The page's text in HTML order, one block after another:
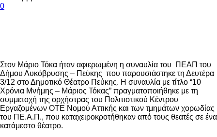
0
Στον Μάριο Τόκα ήταν αφιερωμένη η συναυλία του ΠΕΑΠ του
Δήμου Λυκόβρυσης – Πεύκης που παρουσιάστηκε τη Δευτέρα
3/12 στο Δημοτικό Θέατρο Πεύκης. H συναυλία με τίτλο “10
Χρόνια Μνήμης – Μάριος Τόκας” πραγματοποιήθηκε με τη
συμμετοχή της ορχήστρας του Πολιτιστικού Κέντρου
Εργαζομένων ΟΤΕ Νομού Αττικής και των τμημάτων χορωδίας
του ΠΕ.Α.Π., που καταχειροκροτήθηκαν από τους θεατές σε ένα
κατάμεστο θέατρο.